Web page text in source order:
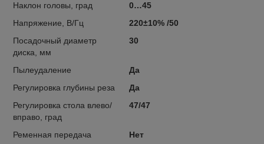
Наклон головы, град
0…45
Напряжение, В/Гц
220±10% /50
Посадочный диаметр
диска, мм
30
Пылеудаление
Да
Регулировка глубины реза
Да
Регулировка стола влево/
вправо, град
47/47
Ременная передача
Нет